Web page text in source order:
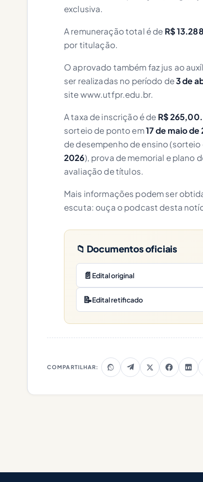
exclusiva.
A remuneração total é de R$
por titulação.
O aprovado também faz jus ao
ser realizadas no período de3 de
site www.utfpr.edu.br.
A taxa de inscrição é de R$ 265,00.
sorteio de ponto em17 de maio de
de desempenho de ensino (sorteio
2026), prova de memorial e plano
avaliação de títulos.
Mais informações podem ser
escuta: ouça o podcast desta
📁 Documentos oficiais
📄 Edital original
📝Edital retificado
COMPARTILHAR: